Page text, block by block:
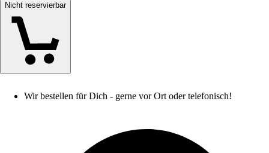
Nicht reservierbar
Wir bestellen für Dich - gerne vor Ort oder telefonisch!